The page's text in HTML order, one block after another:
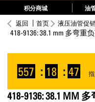
积分商城 油
返回 首页 液压油管促销
418-9136: 38.1 mm 多弯重
557 : 18 : 47
418-9136: 38.1 MM